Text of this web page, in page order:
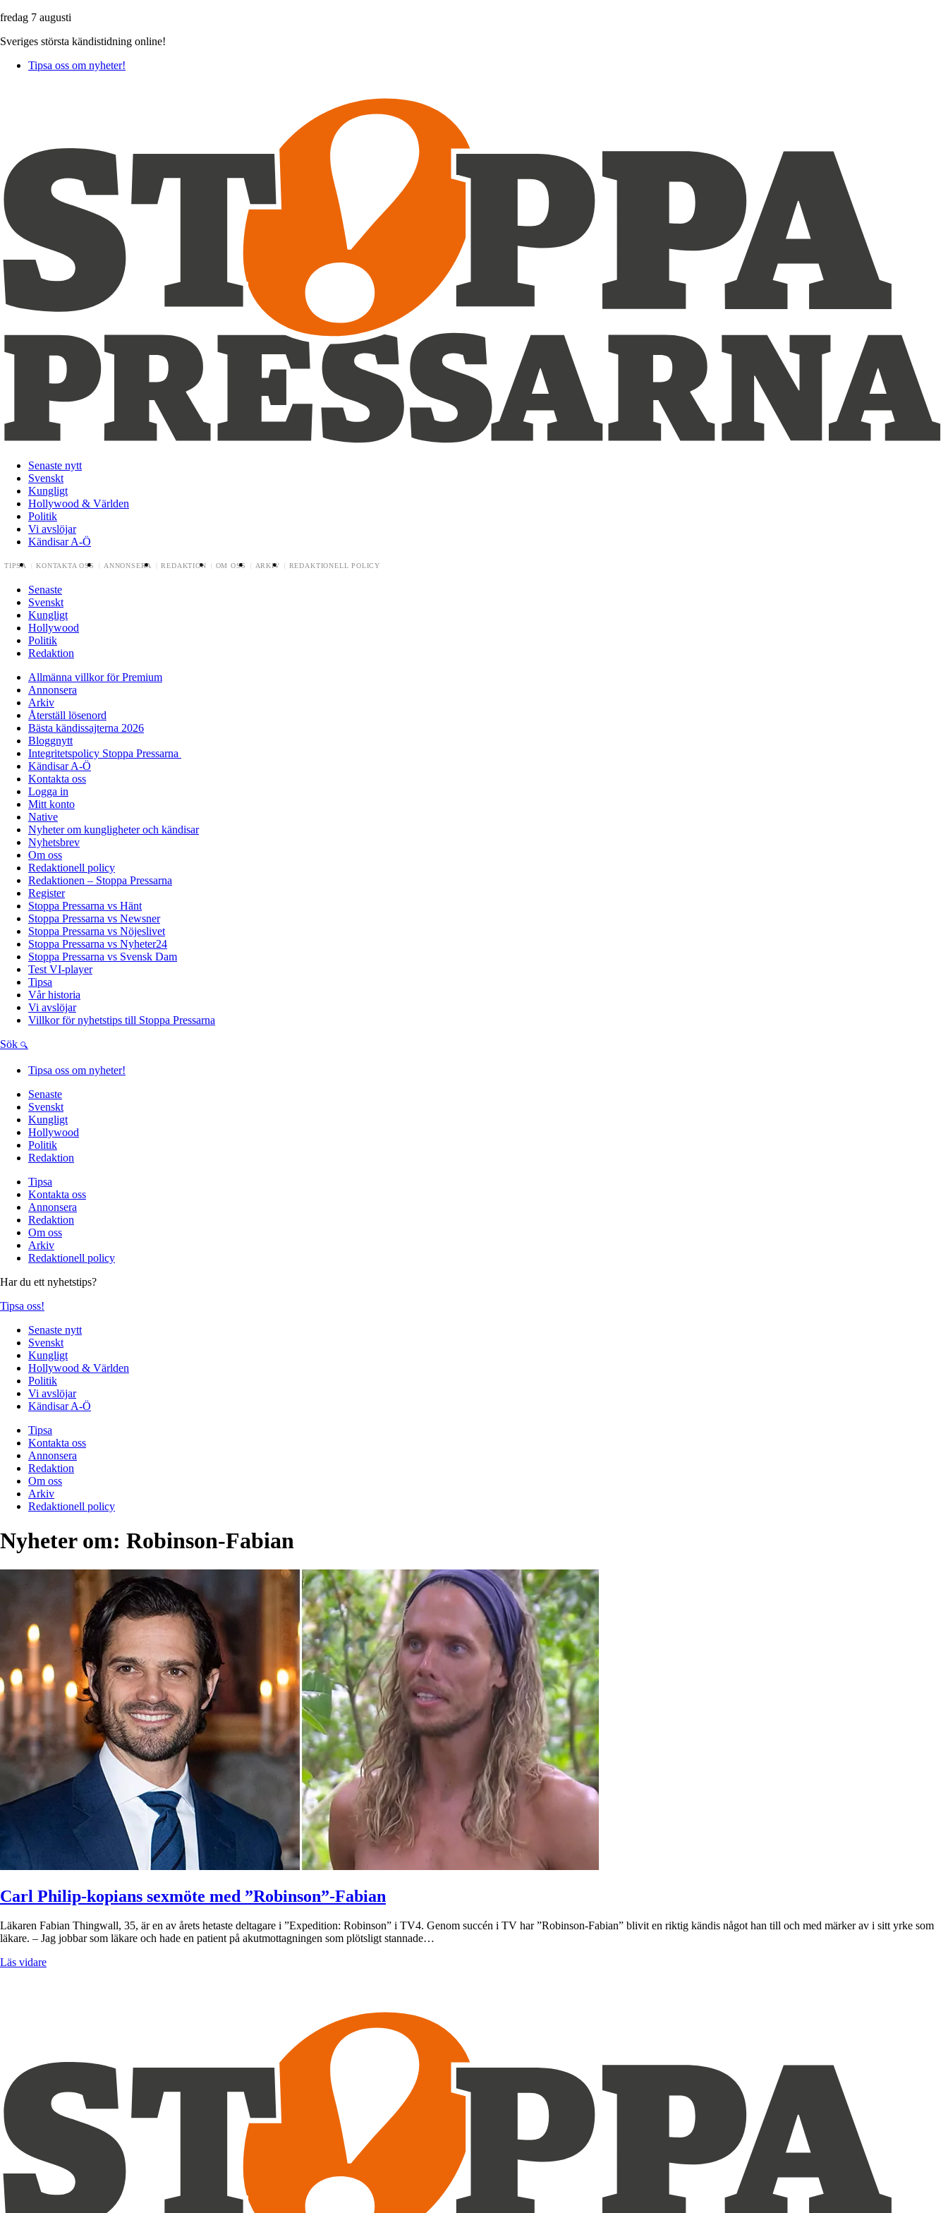
fredag 7 augusti
Sveriges största kändistidning online!
Tipsa oss om nyheter!
Senaste nytt
Svenskt
Kungligt
Hollywood & Världen
Politik
Vi avslöjar
Kändisar A-Ö
TIPSA KONTAKTA OSS ANNONSERA REDAKTION OM OSS ARKIV REDAKTIONELL POLICY
Senaste
Svenskt
Kungligt
Hollywood
Politik
Redaktion
Allmänna villkor för Premium
Annonsera
Arkiv
Återställ lösenord
Bästa kändissajterna 2026
Bloggnytt
Integritetspolicy Stoppa Pressarna
Kändisar A-Ö
Kontakta oss
Logga in
Mitt konto
Native
Nyheter om kungligheter och kändisar
Nyhetsbrev
Om oss
Redaktionell policy
Redaktionen – Stoppa Pressarna
Register
Stoppa Pressarna vs Hänt
Stoppa Pressarna vs Newsner
Stoppa Pressarna vs Nöjeslivet
Stoppa Pressarna vs Nyheter24
Stoppa Pressarna vs Svensk Dam
Test VI-player
Tipsa
Vår historia
Vi avslöjar
Villkor för nyhetstips till Stoppa Pressarna
Sök
Tipsa oss om nyheter!
Senaste
Svenskt
Kungligt
Hollywood
Politik
Redaktion
Tipsa
Kontakta oss
Annonsera
Redaktion
Om oss
Arkiv
Redaktionell policy
Har du ett nyhetstips?
Tipsa oss!
Senaste nytt
Svenskt
Kungligt
Hollywood & Världen
Politik
Vi avslöjar
Kändisar A-Ö
Tipsa
Kontakta oss
Annonsera
Redaktion
Om oss
Arkiv
Redaktionell policy
Nyheter om: Robinson-Fabian
Carl Philip-kopians sexmöte med ”Robinson”-Fabian
Läkaren Fabian Thingwall, 35, är en av årets hetaste deltagare i ”Expedition: Robinson” i TV4. Genom succén i TV har ”Robinson-Fabian” blivit en riktig kändis något han till och med märker av i sitt yrke som
läkare. – Jag jobbar som läkare och hade en patient på akutmottagningen som plötsligt stannade…
Läs vidare